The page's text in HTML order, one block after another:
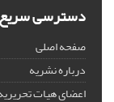
دسترسی سریع
صفحه اصلی
درباره نشریه
اعضای هیات